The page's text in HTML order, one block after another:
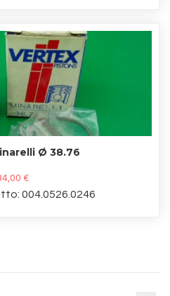
Ø 38.76
€
004.0526.0246